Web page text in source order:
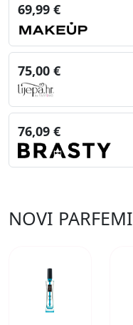
69,99 €
75,00 €
76,09 €
NOVI PARFEMI